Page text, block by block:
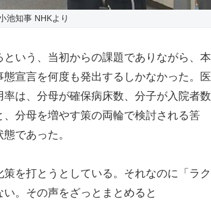
池知事 NHKより
いう、当初からの課題でありながら、本
宣言を何度も発出するしかなかった。医
は、分母が確保病床数、分子が入院者数
分母を増やす策の両輪で検討される筈
であった。
を打とうとしている。それなのに「ラク
。その声をざっとまとめると